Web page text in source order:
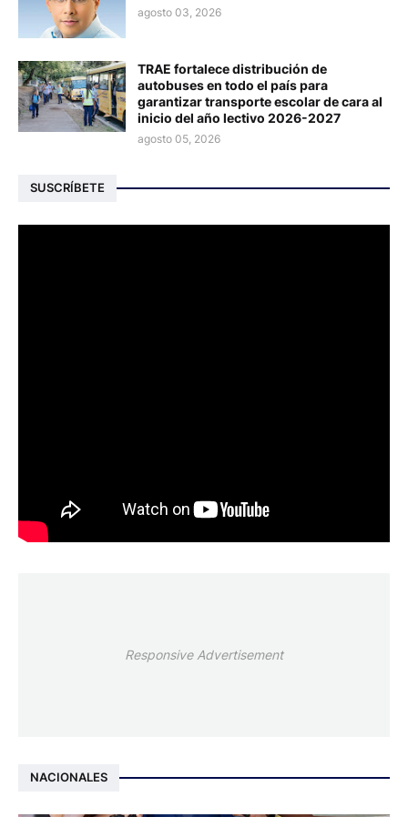
agosto 03, 2026
TRAE fortalece distribución de
autobuses en todo el país para
garantizar transporte escolar de cara al
inicio del año lectivo 2026-2027
agosto 05, 2026
SUSCRÍBETE
Responsive Advertisement
NACIONALES